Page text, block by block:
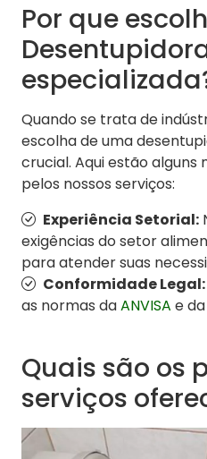
Por que
Quando se trata de
escolha de uma
crucial. Aqui estão
pelos nossos serviços:
Experiência Setorial:
exigências do setor
para atender suas
Conformidade Legal:
as normas daANVISA e da
Quais são os
serviços